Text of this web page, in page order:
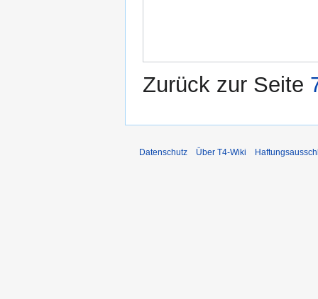
Zurück zur Seite
Datenschutz Über T4-Wiki